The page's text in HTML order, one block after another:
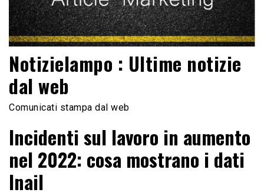
Notizielampo : Ultime notizie
dal web
Comunicati stampa dal web
Incidenti sul lavoro in aumento
nel 2022: cosa mostrano i dati
Inail